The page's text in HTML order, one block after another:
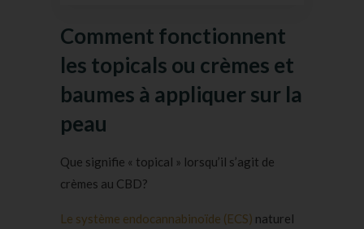
Comment fonctionnent
les topicals ou crèmes et
baumes à appliquer sur la
peau
Que signifie « topical » lorsqu’il s’agit de
crèmes au CBD?
Le système endocannabinoïde (ECS) naturel